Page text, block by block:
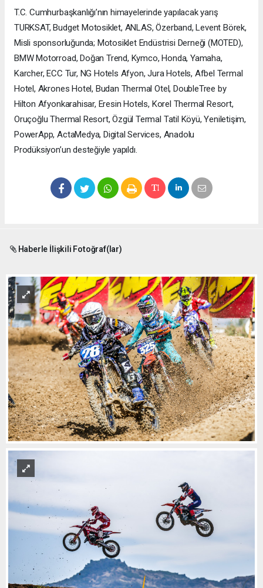
T.C. Cumhurbaşkanlığı’nın himayelerinde yapılacak yarış
TURKSAT, Budget Motosiklet, ANLAS, Özerband, Levent Börek,
Misli sponsorluğunda; Motosiklet Endüstrisi Derneği (MOTED),
BMW Motorroad, Doğan Trend, Kymco, Honda, Yamaha,
Karcher, ECC Tur, NG Hotels Afyon, Jura Hotels, Afbel Termal
Hotel, Akrones Hotel, Budan Thermal Otel, DoubleTree by
Hilton Afyonkarahisar, Eresin Hotels, Korel Thermal Resort,
Oruçoğlu Thermal Resort, Özgül Termal Tatil Köyü, Yeniletişim,
PowerApp, ActaMedya, Digital Services, Anadolu
Prodüksiyon’un desteğiyle yapıldı.
Haberle İlişkili Fotoğraf(lar)